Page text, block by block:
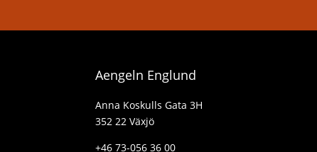
Aengeln Englund
Anna Koskulls Gata 3H
352 22 Växjö
+46 73-056 36 00